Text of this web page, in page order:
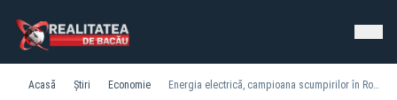
Acasă Știri Economie Energia electrică, campioana scumpirilor în România, în timp ce restanțele la întreținere cresc alarmant. Avertismentul specialiștilor